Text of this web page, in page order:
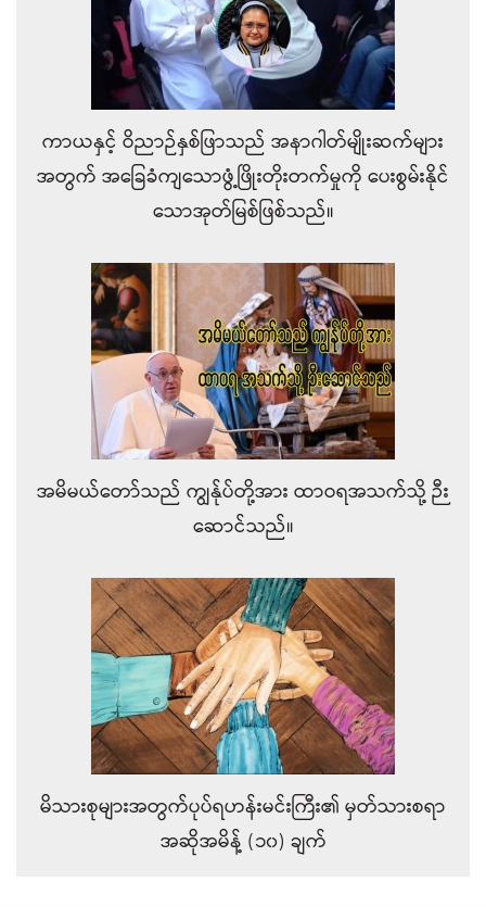
ကာယနှင့် ဝိညာဉ်နှစ်ဖြာသည် အနာဂါတ်မျိုးဆက်များ
အတွက် အခြေခံကျသောဖွံ့ဖြိုးတိုးတက်မှုကို ပေးစွမ်းနိုင်
သောအုတ်မြစ်ဖြစ်သည်။
အမိမယ်တော်သည် ကျွန်ုပ်တို့အား ထာဝရအသက်သို့ ဉီး
ဆောင်သည်။
မိသားစုများအတွက်ပုပ်ရဟန်းမင်းကြီး၏ မှတ်သားစရာ
အဆိုအမိန့် (၁၀) ချက်